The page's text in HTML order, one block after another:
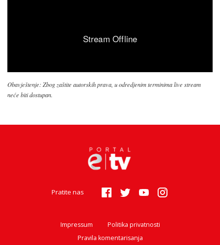
Obavještenje: Zbog zaštite autorskih prava, u odredjenim terminima live stream
neće biti dostupan.
Pratite nas
Impressum
Politika privatnosti
Pravila komentarisanja